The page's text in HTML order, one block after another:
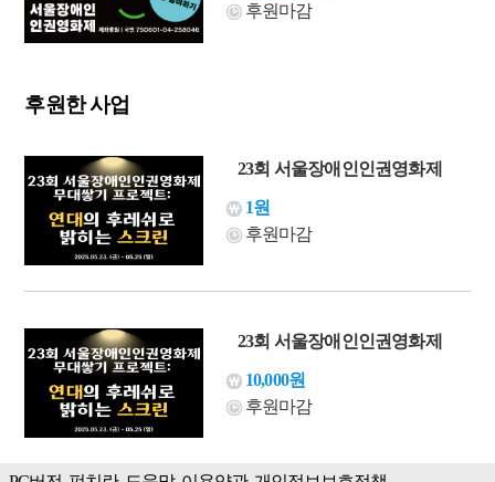
후원마감
후원한 사업
23회 서울장애인인권영화제
1원
후원마감
23회 서울장애인인권영화제
10,000원
후원마감